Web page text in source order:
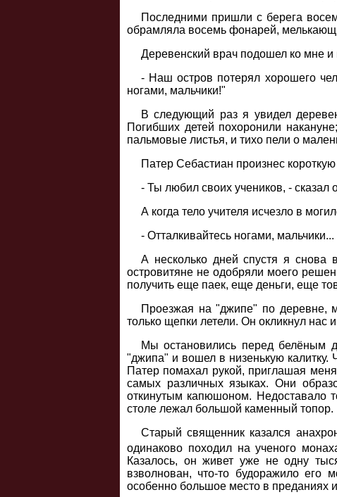
Последними пришли с берега
обрамляла восемь фонарей,
Деревенский врач подошел ко мне
- Наш остров потерял хорошего
ногами, мальчики!"
В следующий раз я увидел
Погибших детей похоронили
пальмовые листья, и тихо пели о
Патер Себастиан произнес
- Ты любил своих учеников, - сказал
А когда тело учителя исчезло в
- Отталкивайтесь ногами, мальчики...
А несколько дней спустя я
островитяне не одобряли моего
получить еще паек, еще деньги, еще
Проезжая на "джипе" по деревне,
только щепки летели. Он окликнул нас
Мы остановились перед белёным
"джипа" и вошел в низенькую калитку.
Патер помахал рукой, приглашая
самых различных языках. Они
откинутым капюшоном. Недоставало
столе лежал большой каменный топор.
Старый священник казался
одинаково походил на ученого
Казалось, он живет уже не одну
взволнован, что-то будоражило
особенно большое место в преданиях